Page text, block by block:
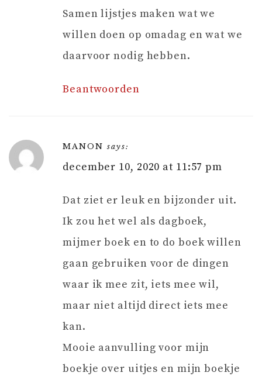
Samen lijstjes maken wat we
willen doen op omadag en wat we
daarvoor nodig hebben.
Beantwoorden
MANON says:
december 10, 2020 at 11:57 pm
Dat ziet er leuk en bijzonder uit.
Ik zou het wel als dagboek,
mijmer boek en to do boek willen
gaan gebruiken voor de dingen
waar ik mee zit, iets mee wil,
maar niet altijd direct iets mee
kan.
Mooie aanvulling voor mijn
boekje over uitjes en mijn boekje